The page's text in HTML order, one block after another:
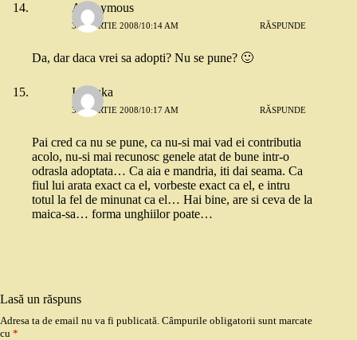
Anonymous
30 MARTIE 2008/10:14 AM RĂSPUNDE
Da, dar daca vrei sa adopti? Nu se pune? 🙂
Ionouka
30 MARTIE 2008/10:17 AM RĂSPUNDE
Pai cred ca nu se pune, ca nu-si mai vad ei contributia
acolo, nu-si mai recunosc genele atat de bune intr-o
odrasla adoptata… Ca aia e mandria, iti dai seama. Ca
fiul lui arata exact ca el, vorbeste exact ca el, e intru
totul la fel de minunat ca el… Hai bine, are si ceva de la
maica-sa… forma unghiilor poate…
Lasă un răspuns
Adresa ta de email nu va fi publicată. Câmpurile obligatorii sunt marcate
cu *